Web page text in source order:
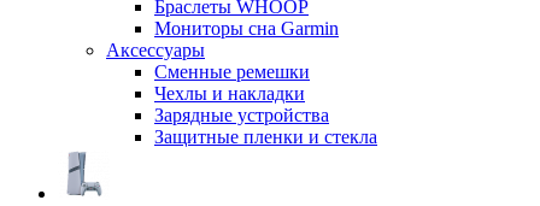
Браслеты WHOOP
Мониторы сна Garmin
Аксессуары
Сменные ремешки
Чехлы и накладки
Зарядные устройства
Защитные пленки и стекла